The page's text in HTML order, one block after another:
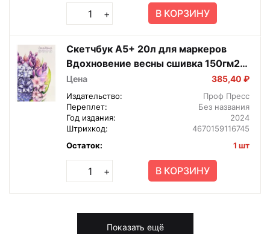
+ В КОРЗИНУ
Скетчбук А5+ 20л для маркеров
Вдохновение весны сшивка 150гм2
20-1674
Цена 385,40 ₽
Издательство:
Проф Пресс
Переплет:
Без названия
Год издания:
2024
Штрихкод:
4670159116745
Остаток:
1 шт
+ В КОРЗИНУ
Показать ещё